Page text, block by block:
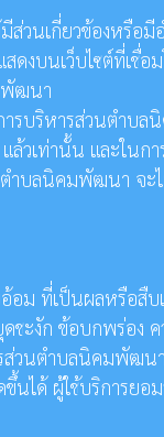
ส่วนเกี่ยวข้องหรือ
นเว็บไซต์ที่เชื่อม
พัฒนา
ารบริหารส่วนตำบ
วเท่านั้น และในก
ตำบลนิคมพัฒนา จ
ที่เป็นผลหรือสืบเ
ชะงัก ข้อบกพร่อง
วนตำบลนิคมพัฒน
นได้ ผู้ใช้บริการย